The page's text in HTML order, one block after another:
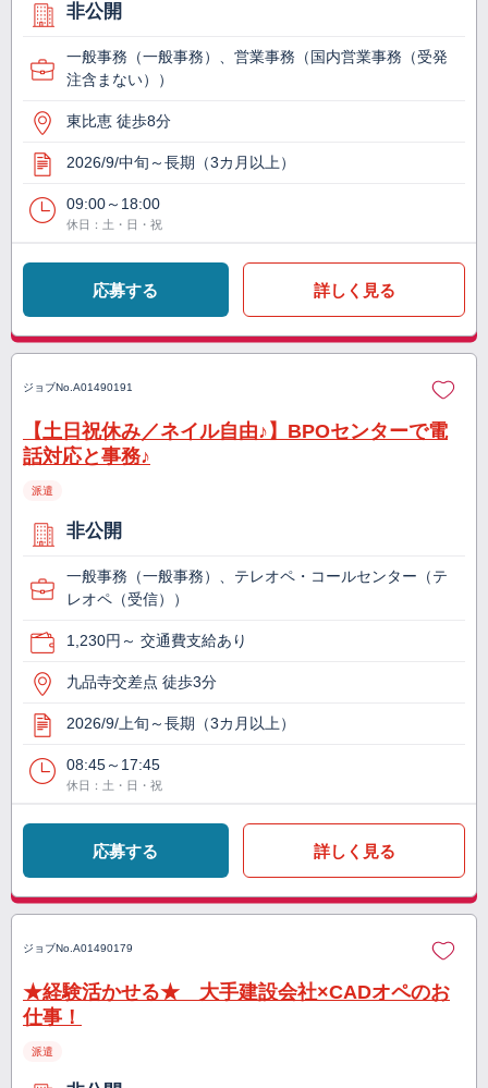
非公開
一般事務（一般事務）、営業事務（国内営業事務（受発
注含まない））
東比恵 徒歩8分
2026/9/中旬～長期（3カ月以上）
09:00～18:00
休日：土・日・祝
応募する 詳しく見る
ジョブNo. A01490191
【土日祝休み／ネイル自由♪】BPOセンターで電
話対応と事務♪
派遣
非公開
一般事務（一般事務）、テレオペ・コールセンター（テ
レオペ（受信））
1,230円～ 交通費支給あり
九品寺交差点 徒歩3分
2026/9/上旬～長期（3カ月以上）
08:45～17:45
休日：土・日・祝
応募する 詳しく見る
ジョブNo. A01490179
★経験活かせる★ 大手建設会社×CADオペのお
仕事！
派遣